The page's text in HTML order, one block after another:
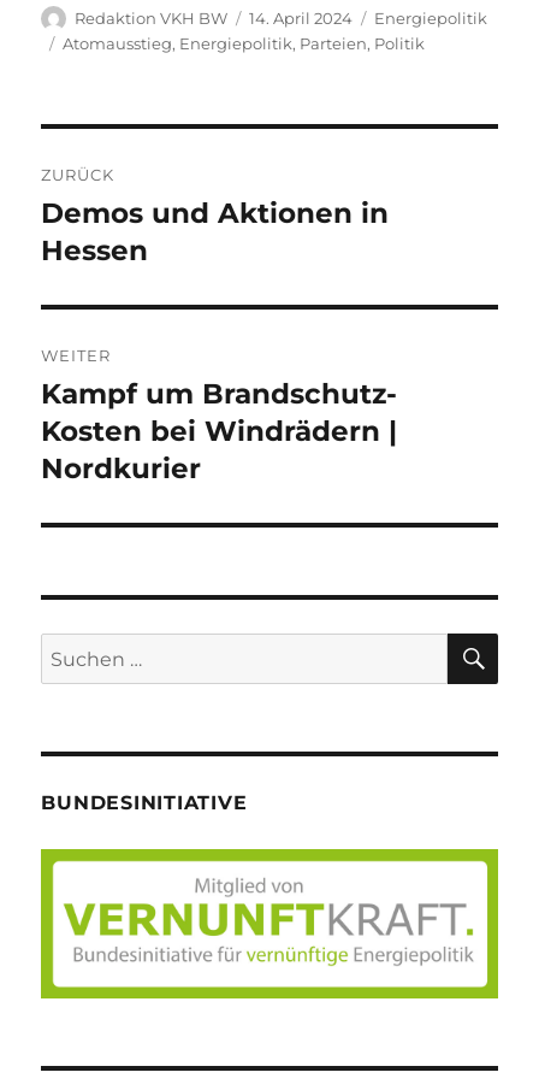
Autor
Redaktion VKH BW
Veröffentlicht
am
14. April 2024 Kategorien
Energiepolitik
Schlagwörter
Atomausstieg, Energiepolitik, Parteien, Politik
ZURÜCK
Vorheriger
Beitrag:
Demos und Aktionen in
Hessen
WEITER
Nächster
Beitrag:
Kampf um Brandschutz-
Kosten bei Windrädern |
Nordkurier
Suche
nach:
BUNDESINITIATIVE